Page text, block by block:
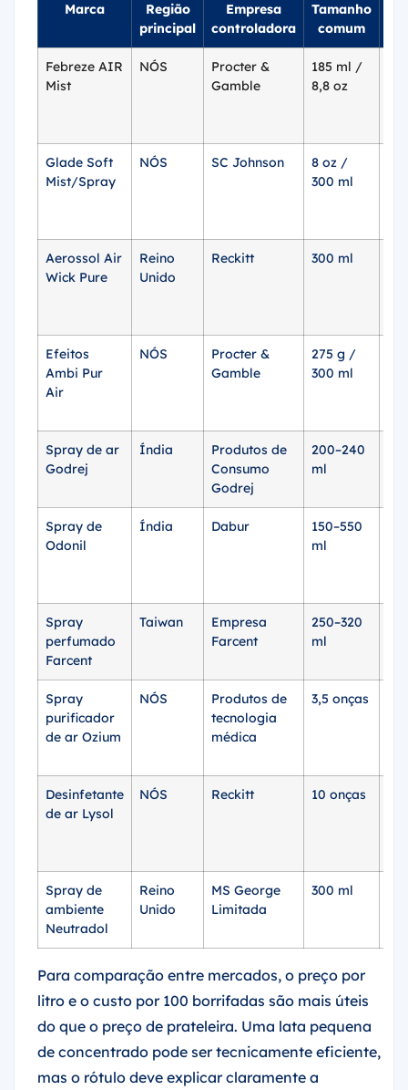
Marca
Região
principal
Empresa
controladora
Tamanho
comum
Febreze AIR
Mist
NÓS
Procter &
Gamble
185 ml /
8,8 oz
Glade Soft
Mist/Spray
NÓS SC Johnson
8 oz /
300 ml
Aerossol Air
Wick Pure
Reino
Unido
Reckitt 300 ml
Efeitos
Ambi Pur
Air
NÓS
Procter &
Gamble
275 g /
300 ml
Spray de ar
Godrej
Índia
Produtos de
Consumo
Godrej
200–240
ml
Spray de
Odonil
Índia Dabur
150–550
ml
Spray
perfumado
Farcent
Taiwan
Empresa
Farcent
250–320
ml
Spray
purificador
de ar Ozium
NÓS
Produtos de
tecnologia
médica
3,5 onças
Desinfetante
de ar Lysol
NÓS Reckitt 10 onças
Spray de
ambiente
Neutradol
Reino
Unido
MS George
Limitada
300 ml
Para comparação entre mercados, o preço por
litro e o custo por 100 borrifadas são mais úteis
do que o preço de prateleira. Uma lata pequena
de concentrado pode ser tecnicamente eficiente,
mas o rótulo deve explicar claramente a